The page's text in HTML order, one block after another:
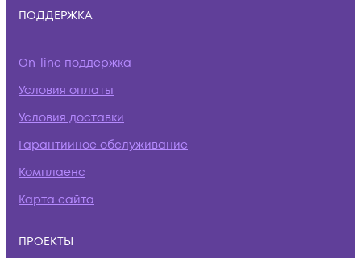
ПОДДЕРЖКА
On-line поддержка
Условия оплаты
Условия доставки
Гарантийное обслуживание
Комплаенс
Карта сайта
ПРОЕКТЫ